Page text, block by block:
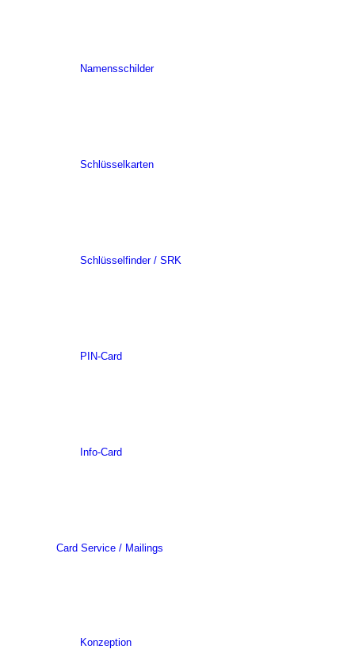
Namensschilder
Schlüsselkarten
Schlüsselfinder / SRK
PIN-Card
Info-Card
Card Service / Mailings
Konzeption